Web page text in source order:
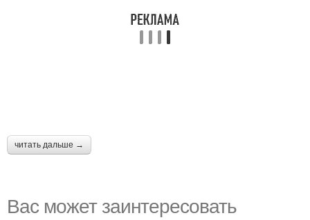
читать дальше →
Вас может заинтересовать